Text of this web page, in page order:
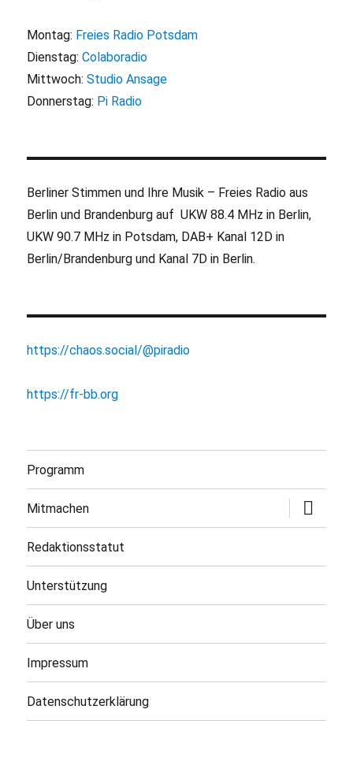
Montag: Freies Radio Potsdam
Dienstag:Colaboradio
Mittwoch:Studio Ansage
Donnerstag: Pi Radio
Berliner Stimmen und Ihre Musik – Freies Radio aus
Berlin und Brandenburg auf UKW 88.4 MHz in Berlin,
UKW 90.7 MHz in Potsdam, DAB+ Kanal 12D in
Berlin/Brandenburg und Kanal 7D in Berlin.
https://chaos.social/@piradio
https://fr-bb.org
Programm
Mitmachen
öffnen
Redaktionsstatut
Unterstützung
Über uns
Impressum
Datenschutzerklärung